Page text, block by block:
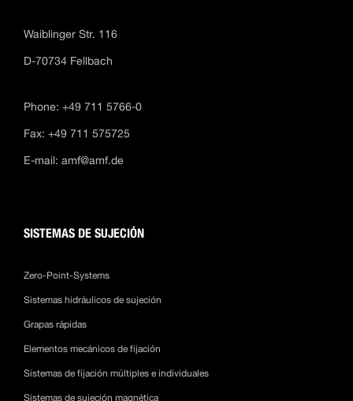
Waiblinger Str. 116
D-70734 Fellbach
Phone: +49 711 5766-0
Fax: +49 711 575725
E-mail: amf@amf.de
SISTEMAS DE SUJECIÓN
Zero-Point-Systems
Sistemas hidráulicos de sujeción
Grapas rápidas
Elementos mecánicos de fijación
Sistemas de fijación múltiples e individuales
Sistemas de sujeción magnética